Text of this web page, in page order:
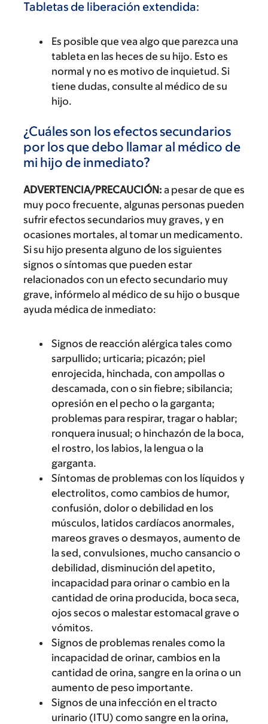
Tabletas de liberación extendida:
Es posible que vea algo que parezca una
tableta en las heces de su hijo. Esto es
normal y no es motivo de inquietud. Si
tiene dudas, consulte al médico de su
hijo.
¿Cuáles son los efectos secundarios
por los que debo llamar al médico de
mi hijo de inmediato?
ADVERTENCIA/PRECAUCIÓN: a pesar de que es
muy poco frecuente, algunas personas pueden
sufrir efectos secundarios muy graves, y en
ocasiones mortales, al tomar un medicamento.
Si su hijo presenta alguno de los siguientes
signos o síntomas que pueden estar
relacionados con un efecto secundario muy
grave, infórmelo al médico de su hijo o busque
ayuda médica de inmediato:
Signos de reacción alérgica tales como
sarpullido; urticaria; picazón; piel
enrojecida, hinchada, con ampollas o
descamada, con o sin fiebre; sibilancia;
opresión en el pecho o la garganta;
problemas para respirar, tragar o hablar;
ronquera inusual; o hinchazón de la boca,
el rostro, los labios, la lengua o la
garganta.
Síntomas de problemas con los líquidos y
electrolitos, como cambios de humor,
confusión, dolor o debilidad en los
músculos, latidos cardíacos anormales,
mareos graves o desmayos, aumento de
la sed, convulsiones, mucho cansancio o
debilidad, disminución del apetito,
incapacidad para orinar o cambio en la
cantidad de orina producida, boca seca,
ojos secos o malestar estomacal grave o
vómitos.
Signos de problemas renales como la
incapacidad de orinar, cambios en la
cantidad de orina, sangre en la orina o un
aumento de peso importante.
Signos de una infección en el tracto
urinario (ITU) como sangre en la orina,